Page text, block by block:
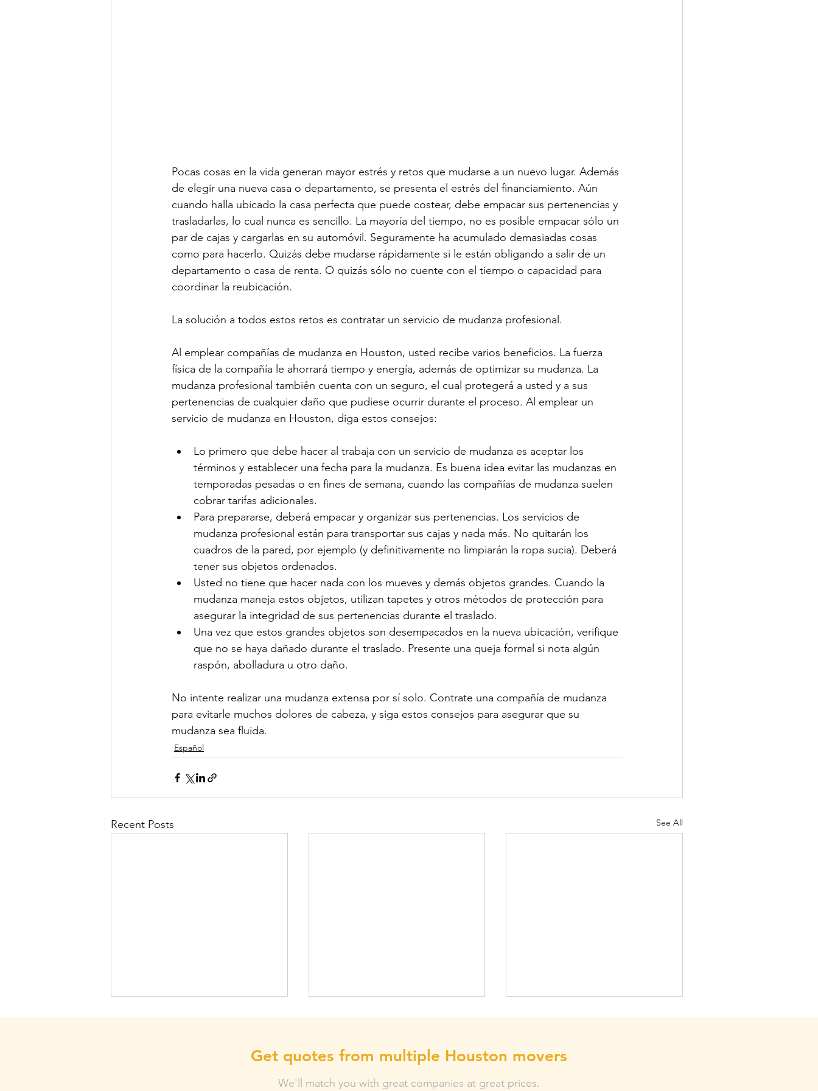
Pocas cosas en la vida generan mayor estrés y retos que mudarse a un nuevo lugar. Además
de elegir una nueva casa o departamento, se presenta el estrés del financiamiento. Aún
cuando halla ubicado la casa perfecta que puede costear, debe empacar sus pertenencias y
trasladarlas, lo cual nunca es sencillo. La mayoría del tiempo, no es posible empacar sólo un
par de cajas y cargarlas en su automóvil. Seguramente ha acumulado demasiadas cosas
como para hacerlo. Quizás debe mudarse rápidamente si le están obligando a salir de un
departamento o casa de renta. O quizás sólo no cuente con el tiempo o capacidad para
coordinar la reubicación.
La solución a todos estos retos es contratar un servicio de mudanza profesional.
Al emplear compañías de mudanza en Houston, usted recibe varios beneficios. La fuerza
física de la compañía le ahorrará tiempo y energía, además de optimizar su mudanza. La
mudanza profesional también cuenta con un seguro, el cual protegerá a usted y a sus
pertenencias de cualquier daño que pudiese ocurrir durante el proceso. Al emplear un
servicio de mudanza en Houston, diga estos consejos:
Lo primero que debe hacer al trabaja con un servicio de mudanza es aceptar los
términos y establecer una fecha para la mudanza. Es buena idea evitar las mudanzas en
temporadas pesadas o en fines de semana, cuando las compañías de mudanza suelen
cobrar tarifas adicionales.
Para prepararse, deberá empacar y organizar sus pertenencias. Los servicios de
mudanza profesional están para transportar sus cajas y nada más. No quitarán los
cuadros de la pared, por ejemplo (y definitivamente no limpiarán la ropa sucia). Deberá
tener sus objetos ordenados.
Usted no tiene que hacer nada con los mueves y demás objetos grandes. Cuando la
mudanza maneja estos objetos, utilizan tapetes y otros métodos de protección para
asegurar la integridad de sus pertenencias durante el traslado.
Una vez que estos grandes objetos son desempacados en la nueva ubicación, verifique
que no se haya dañado durante el traslado. Presente una queja formal si nota algún
raspón, abolladura u otro daño.
No intente realizar una mudanza extensa por sí solo. Contrate una compañía de mudanza
para evitarle muchos dolores de cabeza, y siga estos consejos para asegurar que su
mudanza sea fluida.
Español
Recent Posts See All
Get quotes from multiple Houston movers
We'll match you with great companies at great prices.